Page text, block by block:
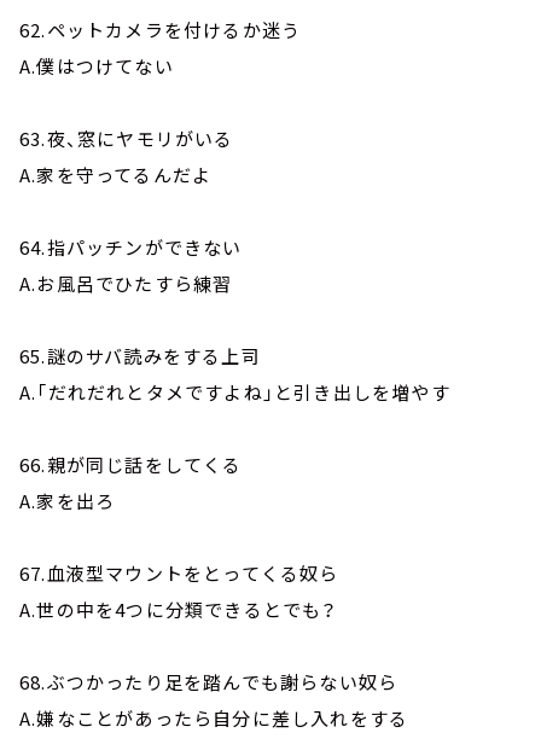
62.ペットカメラを付けるか迷う
A.僕はつけてない
63.夜、窓にヤモリがいる
A.家を守ってるんだよ
64.指パッチンができない
A.お風呂でひたすら練習
65.謎のサバ読みをする上司
A.「だれだれとタメですよね」と引き出しを増やす
66.親が同じ話をしてくる
A.家を出ろ
67.血液型マウントをとってくる奴ら
A.世の中を4つに分類できるとでも？
68.ぶつかったり足を踏んでも謝らない奴ら
A.嫌なことがあったら自分に差し入れをする